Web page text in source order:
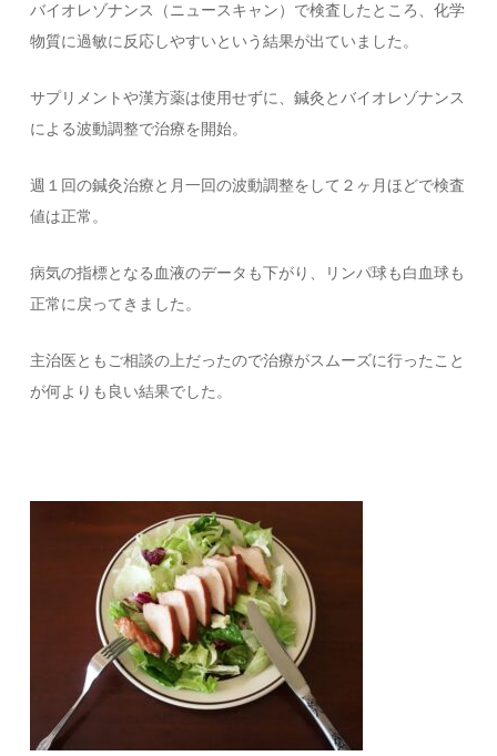
バイオレゾナンス（ニュースキャン）で検査したところ、化学
物質に過敏に反応しやすいという結果が出ていました。
サプリメントや漢方薬は使用せずに、鍼灸とバイオレゾナンス
による波動調整で治療を開始。
週１回の鍼灸治療と月一回の波動調整をして２ヶ月ほどで検査
値は正常。
病気の指標となる血液のデータも下がり、リンパ球も白血球も
正常に戻ってきました。
主治医ともご相談の上だったので治療がスムーズに行ったこと
が何よりも良い結果でした。